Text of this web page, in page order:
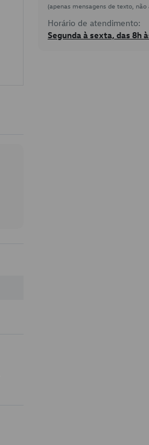
(apenas mensagens de texto,
Horário de atendimento:
Segunda à sexta, das 8h